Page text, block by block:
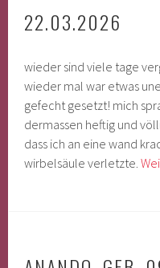
22.03.2026
wieder sind viele tage
wieder mal war etwas
gefecht gesetzt! mich
dermassen heftig und
dass ich an eine wand
wirbelsäule verletzte.